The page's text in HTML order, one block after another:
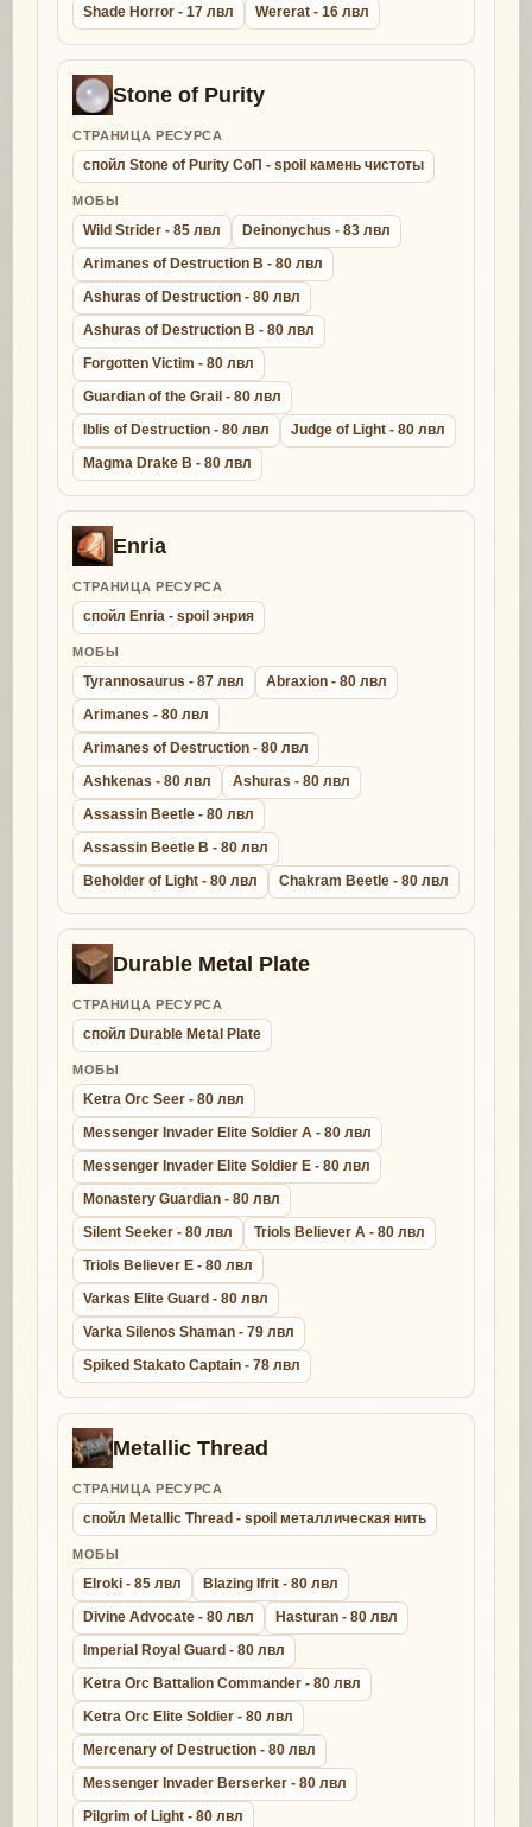
Shade Horror - 17 лвл Wererat - 16 лвл
Stone of Purity
СТРАНИЦА РЕСУРСА
спойл Stone of Purity СоП - spoil камень чистоты
МОБЫ
Wild Strider - 85 лвл
Deinonychus - 83 лвл
Arimanes of Destruction B - 80 лвл
Ashuras of Destruction - 80 лвл
Ashuras of Destruction B - 80 лвл
Forgotten Victim - 80 лвл
Guardian of the Grail - 80 лвл
Iblis of Destruction - 80 лвл
Judge of Light - 80 лвл
Magma Drake B - 80 лвл
Enria
СТРАНИЦА РЕСУРСА
спойл Enria - spoil энрия
МОБЫ
Tyrannosaurus - 87 лвл
Abraxion - 80 лвл
Arimanes - 80 лвл
Arimanes of Destruction - 80 лвл
Ashkenas - 80 лвл
Ashuras - 80 лвл
Assassin Beetle - 80 лвл
Assassin Beetle B - 80 лвл
Beholder of Light - 80 лвл
Chakram Beetle - 80 лвл
Durable Metal Plate
СТРАНИЦА РЕСУРСА
спойл Durable Metal Plate
МОБЫ
Ketra Orc Seer - 80 лвл
Messenger Invader Elite Soldier A - 80 лвл
Messenger Invader Elite Soldier E - 80 лвл
Monastery Guardian - 80 лвл
Silent Seeker - 80 лвл
Triols Believer A - 80 лвл
Triols Believer E - 80 лвл
Varkas Elite Guard - 80 лвл
Varka Silenos Shaman - 79 лвл
Spiked Stakato Captain - 78 лвл
Metallic Thread
СТРАНИЦА РЕСУРСА
спойл Metallic Thread - spoil металлическая нить
МОБЫ
Elroki - 85 лвл
Blazing Ifrit - 80 лвл
Divine Advocate - 80 лвл
Hasturan - 80 лвл
Imperial Royal Guard - 80 лвл
Ketra Orc Battalion Commander - 80 лвл
Ketra Orc Elite Soldier - 80 лвл
Mercenary of Destruction - 80 лвл
Messenger Invader Berserker - 80 лвл
Pilgrim of Light - 80 лвл